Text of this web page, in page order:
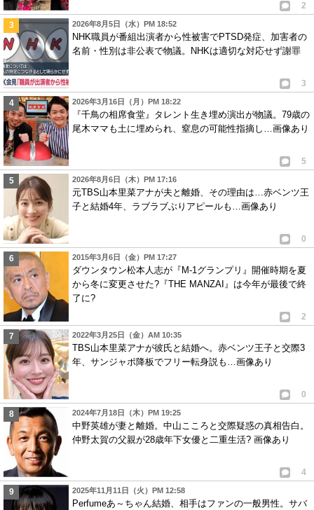
6 スマイル ( 2013年11月21日 4:58 AM )
キスマイファンなので紅白にはでずにカウコンにでてほしい
1 1
7 りんご ( 2013年11月25日 3:56 PM )
なぜ？関ジャニが司会じゃないの？たまには、やらせろよ！！
(関ジャニ∞ファンです)
1 1
8 太輔LOVE❤ ( 2013年11月26日 3:17 PM )
何で、キスマイは紅白に出れないの？
2011年に、セクシーゾーンより先に、キスマイの方がデビューしてるの
に。
それに、キスマイは、結成してから今年で8年目なのに。マジで、アホだな
9 たいピー LOVE ( 2013年12月1日 12:57 PM ) ID:ZjVkZTM3NT
キスマイは、紅白歌合戦には、
出てないで、カウコンに、
でてほしいです。
10 北山りりか ( 2013年12月1日 9:28 PM )
なんでだろう・・・。キスマイが紅白に出れないなんて・・・
複雑・・・。
今年楽しみにしてた紅白出演者発表・・・。
紅白に出ないんじゃ見る意味がない気がしてきた・・・。
紅白には出れないけどカウコンには出て欲しい！
セクゾは出るって言うし・・・。
マジ複雑だわ・゜・(ノД`)・゜・
2
2026年8月5日（水）PM 18:52
NHK職員が番組出演者から性被害でPTSD発症、加害者の
名前・性別は非公表で物議。NHKは適切な対応せず謝罪
3
2026年3月16日（月）PM 18:22
『千鳥の相席食堂』タレント生き埋め演出が物議。79歳の
尾木ママも土に埋められ、窒息の可能性指摘し…画像あり
5
2026年8月6日（木）PM 17:16
元TBS山本里菜アナが夫と離婚、その理由は…赤ベンツ王
子と結婚4年、ラブラブぶりアピールも…画像あり
0
2015年3月6日（金）PM 17:27
ダウンタウン松本人志が『M-1グランプリ』開催時期を夏
から冬に変更させた?『THE MANZAI』は今年が最後で終
了に?
2
2022年3月25日（金）AM 10:35
TBS山本里菜アナが彼氏と結婚へ。赤ベンツ王子と交際3
年、サンジャポ降板でフリー転身説も…画像あり
0
2024年7月18日（木）PM 19:25
中野英雄が妻と離婚。中山こころと交際疑惑の真相告白。
仲野太賀の父親が28歳年下女優と二重生活? 画像あり
4
2025年11月11日（火）PM 12:58
Perfumeあ～ちゃん結婚、相手はファンの一般男性。サバ